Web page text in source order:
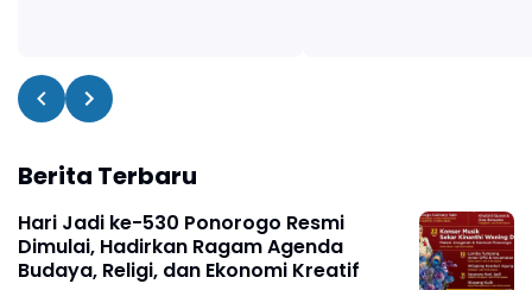
Berita Terbaru
Hari Jadi ke-530 Ponorogo Resmi
Dimulai, Hadirkan Ragam Agenda
Budaya, Religi, dan Ekonomi Kreatif